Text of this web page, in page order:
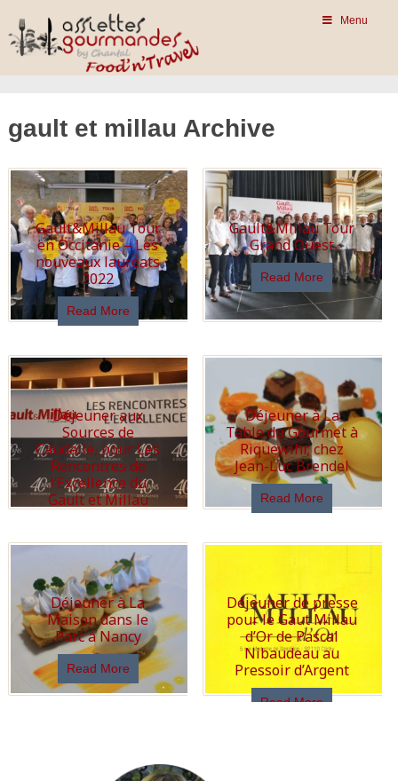
Menu
gault et millau Archive
Gault&Millau Tour
en Occitanie – Les
nouveaux lauréats
2022
Read More
Gault&Millau Tour
Grand Ouest
Read More
Déjeuner aux
Sources de
Caudalie, pour Les
Rencontres de
l’Excellence du
Gault et Millau
Déjeuner à La
Table du Gourmet à
Riquewihr, chez
Jean-Luc Brendel
Read More
Déjeuner à La
Maison dans le
Parc à Nancy
Read More
Déjeuner de presse
pour le Gaut Millau
d’Or de Pascal
Nibaudeau au
Pressoir d’Argent
Read More